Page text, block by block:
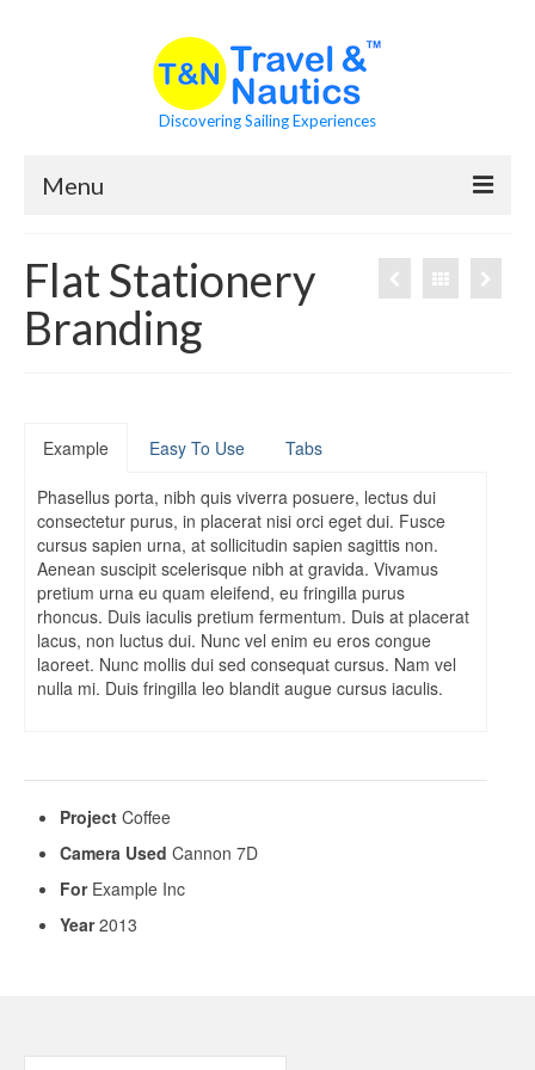
Discovering Sailing Experiences
Menu
Sólo 5 Vídeos
Visión y Misión
Acceso a Classroom
Enlaces para Navegantes
Viajes Náuticos
British Virgin Islands (UK)
Baja California Sur (MX)
Acapulco (MX)
Contacto
Colaboradores
Flat Stationery
Branding
Example Easy To Use Tabs
Phasellus porta, nibh quis viverra posuere, lectus dui
consectetur purus, in placerat nisi orci eget dui. Fusce
cursus sapien urna, at sollicitudin sapien sagittis non.
Aenean suscipit scelerisque nibh at gravida. Vivamus
pretium urna eu quam eleifend, eu fringilla purus
rhoncus. Duis iaculis pretium fermentum. Duis at placerat
lacus, non luctus dui. Nunc vel enim eu eros congue
laoreet. Nunc mollis dui sed consequat cursus. Nam vel
nulla mi. Duis fringilla leo blandit augue cursus iaculis.
Project Coffee
Camera Used Cannon 7D
ForExample Inc
Year2013